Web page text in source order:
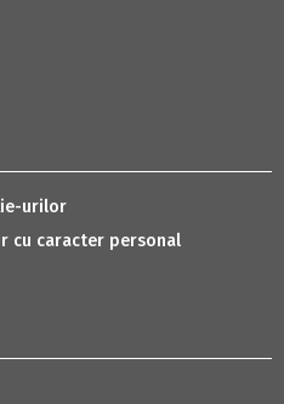
urilor
cu caracter personal